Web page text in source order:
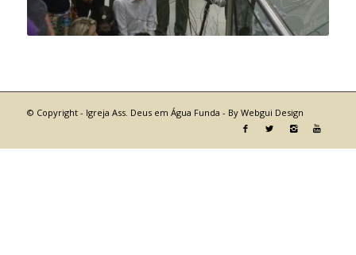
© Copyright - Igreja Ass. Deus em Água Funda - By Webgui Design